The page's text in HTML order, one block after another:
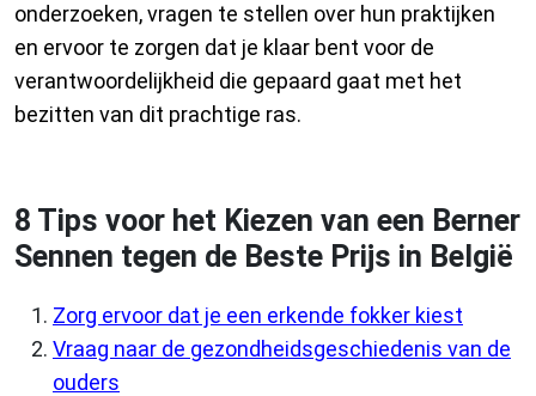
onderzoeken, vragen te stellen over hun praktijken
en ervoor te zorgen dat je klaar bent voor de
verantwoordelijkheid die gepaard gaat met het
bezitten van dit prachtige ras.
8 Tips voor het Kiezen van een Berner
Sennen tegen de Beste Prijs in België
Zorg ervoor dat je een erkende fokker kiest
Vraag naar de gezondheidsgeschiedenis van de
ouders